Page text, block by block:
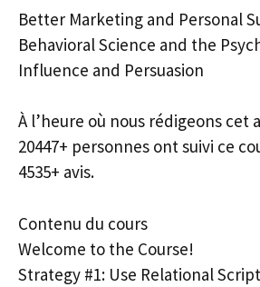
Better Marketing and Personal
Behavioral Science and the
Influence and Persuasion
À l’heure où nous rédigeons cet
20447+ personnes ont suivi ce
4535+ avis.
Contenu du cours
Welcome to the Course!
Strategy #1: Use Relational